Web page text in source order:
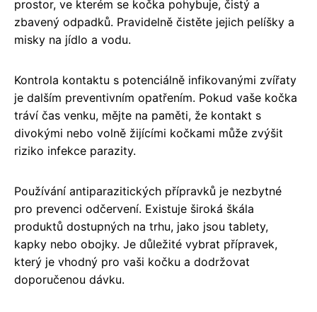
prostor, ve kterém se kočka pohybuje, čistý a
zbavený odpadků. Pravidelně čistěte jejich pelíšky a
misky na jídlo a vodu.
Kontrola kontaktu s potenciálně infikovanými zvířaty
je dalším preventivním opatřením. Pokud vaše kočka
tráví čas venku, mějte na paměti, že kontakt s
divokými nebo volně žijícími kočkami může zvýšit
riziko infekce parazity.
Používání antiparazitických přípravků je nezbytné
pro prevenci odčervení. Existuje široká škála
produktů dostupných na trhu, jako jsou tablety,
kapky nebo obojky. Je důležité vybrat přípravek,
který je vhodný pro vaši kočku a dodržovat
doporučenou dávku.